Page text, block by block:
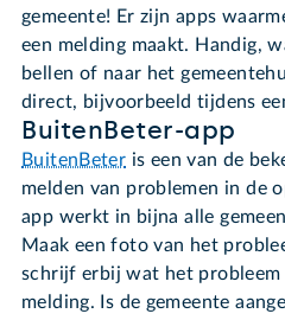
gemeente! Er zijn apps
een melding maakt. Handig,
bellen of naar het
direct, bijvoorbeeld tijdens
BuitenBeter-app
BuitenBeter is een van de
melden van problemen in de
app werkt in bijna alle
Maak een foto van het
schrijf erbij wat het probleem
melding. Is de gemeente